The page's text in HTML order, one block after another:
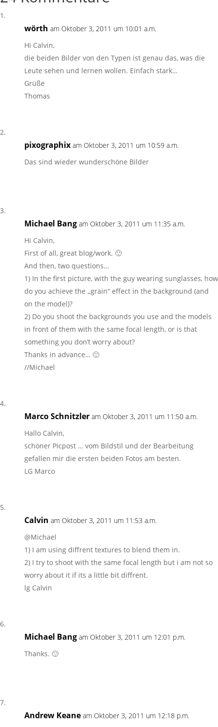
wörth am Oktober 3, 2011 um 10:01 a.m.
Hi Calvin,
die beiden Bilder von den Typen ist genau das, was die
Leute sehen und lernen wollen. Einfach stark…
Grüße
Thomas
pixographix am Oktober 3, 2011 um 10:59 a.m.
Das sind wieder wunderschöne Bilder
Michael Bang am Oktober 3, 2011 um 11:35 a.m.
Hi Calvin,
First of all, great blog/work. 🙂
And then, two questions…
1) In the first picture, with the guy wearing sunglasses, how
do you achieve the „grain“ effect in the background (and
on the model)?
2) Do you shoot the backgrounds you use and the models
in front of them with the same focal length, or is that
something you don’t worry about?
Thanks in advance… 🙂
//Michael
Marco Schnitzler am Oktober 3, 2011 um 11:50 a.m.
Hallo Calvin,
schöner Picpost … vom Bildstil und der Bearbeitung
gefallen mir die ersten beiden Fotos am besten.
LG Marco
Calvin am Oktober 3, 2011 um 11:53 a.m.
@Michael
1) I am using diffrent textures to blend them in.
2) I try to shoot with the same focal length but i am not so
worry about it if its a little bit diffrent.
lg Calvin
Michael Bang am Oktober 3, 2011 um 12:01 p.m.
Thanks. 🙂
Andrew Keane am Oktober 3, 2011 um 12:18 p.m.